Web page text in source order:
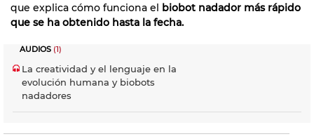
que explica cómo funciona el biobot nadador más rápido
que se ha obtenido hasta la fecha.
AUDIOS (1)
La creatividad y el lenguaje en la
evolución humana y biobots
nadadores